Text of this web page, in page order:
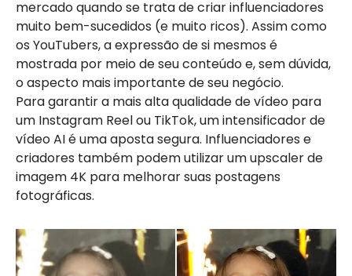
mercado quando se trata de criar influenciadores
muito bem-sucedidos (e muito ricos). Assim como
os YouTubers, a expressão de si mesmos é
mostrada por meio de seu conteúdo e, sem dúvida,
o aspecto mais importante de seu negócio.
Para garantir a mais alta qualidade de vídeo para
um Instagram Reel ou TikTok, um intensificador de
vídeo AI é uma aposta segura. Influenciadores e
criadores também podem utilizar um upscaler de
imagem 4K para melhorar suas postagens
fotográficas.